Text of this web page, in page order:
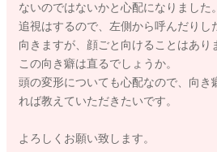
ないのではないかと心配になりました。
追視はするので、左側から呼んだりし
向きますが、顔ごと向けることはあり
この向き癖は直るでしょうか。
頭の変形についても心配なので、向き
れば教えていただきたいです。
よろしくお願い致します。